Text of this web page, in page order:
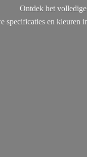
Ontdek het
specificaties en